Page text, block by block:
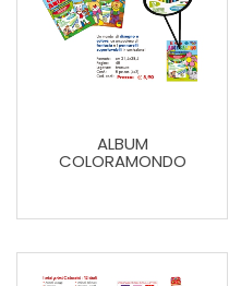
ALBUM
COLORAMONDO